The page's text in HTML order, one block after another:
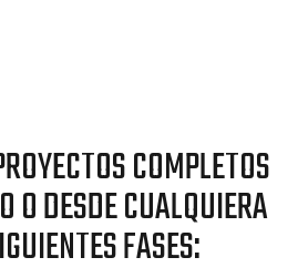
COMPLETOS
O DESDE CUALQUIERA
FASES: